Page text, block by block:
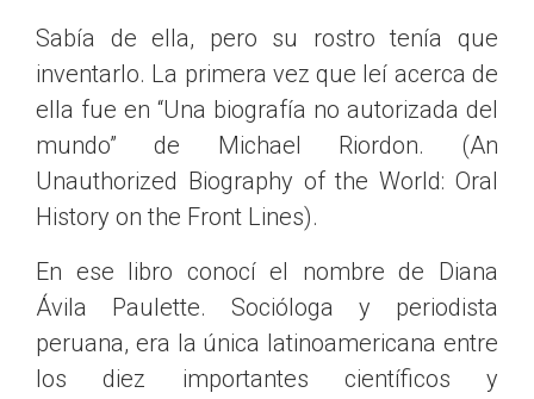
Sabía de ella, pero su rostro tenía que
inventarlo. La primera vez que leí acerca de
ella fue en “Una biografía no autorizada del
mundo” de Michael Riordon. (An
Unauthorized Biography of the World: Oral
History on the Front Lines).
En ese libro conocí el nombre de Diana
Ávila Paulette. Socióloga y periodista
peruana, era la única latinoamericana entre
los diez importantes científicos y